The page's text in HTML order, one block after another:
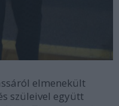
elmenekült
szüleivel együtt